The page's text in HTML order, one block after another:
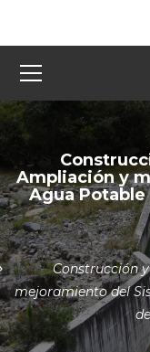
Ampliación y
Agua
Construcción
mejoramiento del